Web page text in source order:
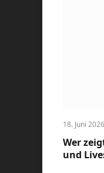
18. Juni 2026
Wer
und